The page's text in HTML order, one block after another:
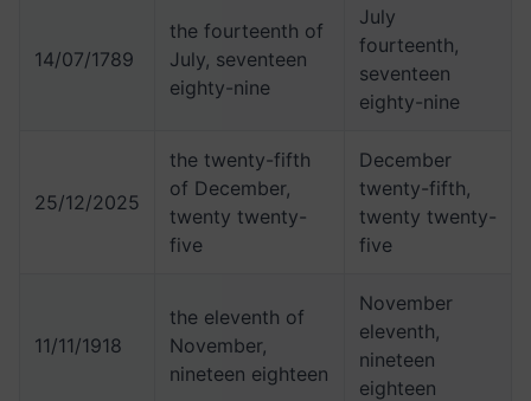
14/07/1789
the fourteenth of
July, seventeen
eighty-nine
July
fourteenth,
seventeen
eighty-nine
25/12/2025
the twenty-fifth
of December,
twenty twenty-
five
December
twenty-fifth,
twenty twenty-
five
11/11/1918
the eleventh of
November,
nineteen eighteen
November
eleventh,
nineteen
eighteen